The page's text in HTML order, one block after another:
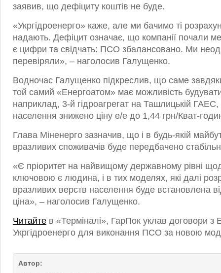
заявив, що дефіциту коштів не буде.
«Укргідроенерго» каже, але ми бачимо ті
надають. Дефіцит означає, що компанії почали
є цифри та свідчать: ПСО збалансовано. Ми
перевіряли», – наголосив Галущенко.
Водночас Галущенко підкреслив, що саме
той самий «Енергоатом» має можливість будувати
наприклад, 3-й гідроагрегат на Ташлицькій
населення знижено ціну е/е до 1,44 грн/Кват-
Глава Міненерго зазначив, що і в будь-якій
вразливих споживачів буде передбачено
«Є пріоритет на найвищому державному рівні
ключовою є людина, і в тих моделях, які далі
вразливих верств населення буде встановлена
ціна», – наголосив Галущенко.
Читайте в «Терміналі», ГарПок уклав договори з
Укргідроенерго для виконання ПСО за новою
Автор: